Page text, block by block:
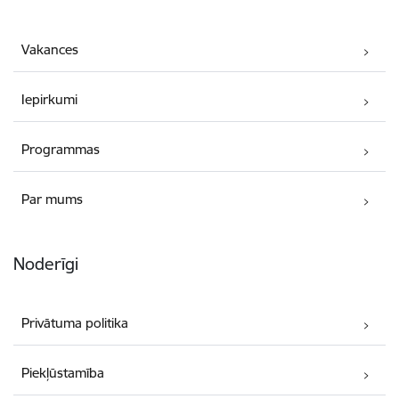
Vakances
Iepirkumi
Programmas
Par mums
Noderīgi
Privātuma politika
Piekļūstamība